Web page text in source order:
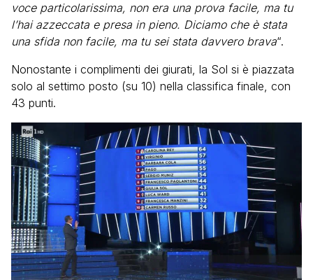
voce particolarissima, non era una prova facile, ma tu
l’hai azzeccata e presa in pieno. Diciamo che è stata
una sfida non facile, ma tu sei stata davvero brava“.
Nonostante i complimenti dei giurati, la Sol si è piazzata
solo al settimo posto (su 10) nella classifica finale, con
43 punti.